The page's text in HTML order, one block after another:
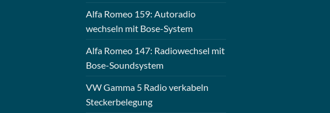
Alfa Romeo 159: Autoradio
wechseln mit Bose-System
Alfa Romeo 147: Radiowechsel mit
Bose-Soundsystem
VW Gamma 5 Radio verkabeln
Steckerbelegung